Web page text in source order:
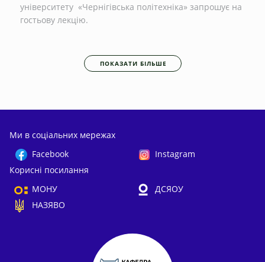
університету «Чернігівська політехніка» запрошує на
гостьову лекцію.
ПОКАЗАТИ БІЛЬШЕ
Ми в соціальних мережах
Facebook
Instagram
Корисні посилання
МОНУ
ДСЯОУ
НАЗЯВО